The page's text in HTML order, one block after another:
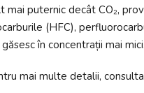
puternic decât CO₂,
(HFC),
în concentrații mai mici.
mai multe detalii,